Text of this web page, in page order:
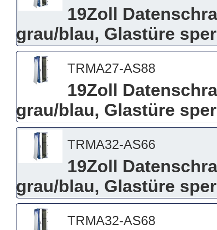
19Zoll
grau/blau, Glastüre
TRMA27-AS88
19Zoll
grau/blau, Glastüre
TRMA32-AS66
19Zoll
grau/blau, Glastüre
TRMA32-AS68